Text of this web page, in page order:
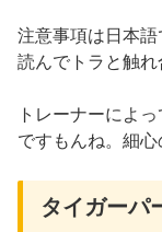
注意事項は日本語
読んでトラと触れ
トレーナーによ
ですもんね。細心
タイガーパ